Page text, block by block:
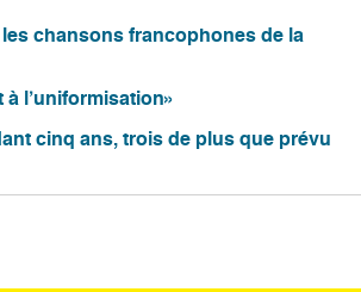
chansons francophones de la
l’uniformisation»
cinq ans, trois de plus que prévu